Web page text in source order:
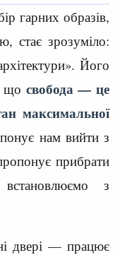
гарних образів,
стає зрозуміло:
Його
що свобода — це
максимальної
нам вийти з
прибрати
з
двері — працює